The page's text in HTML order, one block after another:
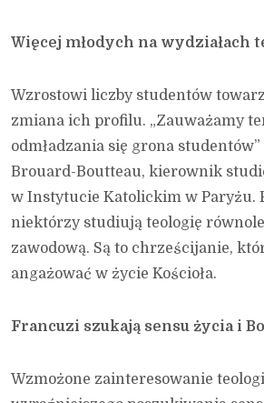
Więcej młodych na wydziałach
Wzrostowi liczby studentów
zmiana ich profilu. „Zauważamy
odmładzania się grona
Brouard-Boutteau, kierownik
w Instytucie Katolickim w Paryżu.
niektórzy studiują teologię
zawodową. Są to chrześcijanie,
angażować w życie Kościoła.
Francuzi szukają sensu życia i
Wzmożone zainteresowanie